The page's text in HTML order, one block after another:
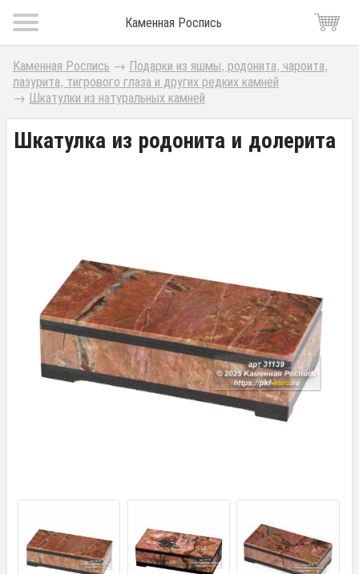
Каменная Роспись
Каменная Роспись → Подарки из яшмы, родонита, чароита,
лазурита, тигрового глаза и других редких камней
→ Шкатулки из натуральных камней
Шкатулка из родонита и долерита